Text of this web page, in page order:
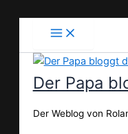
Der Papa
Der Weblog von